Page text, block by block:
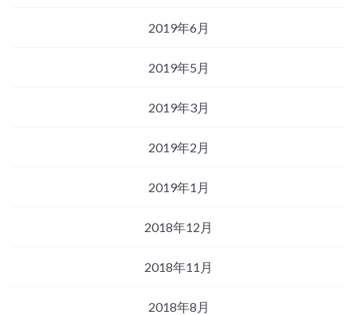
2019年6月
2019年5月
2019年3月
2019年2月
2019年1月
2018年12月
2018年11月
2018年8月